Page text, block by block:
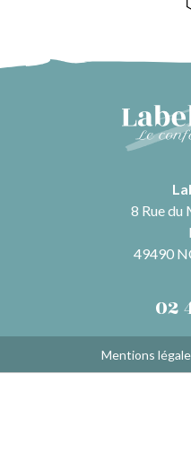
8 Rue du
49490
02
Mentions